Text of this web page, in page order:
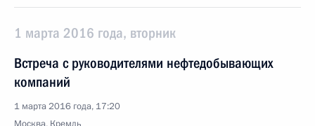
1 марта 2016 года, вторник
Встреча с руководителями нефтедобывающих
компаний
1 марта 2016 года, 17:20